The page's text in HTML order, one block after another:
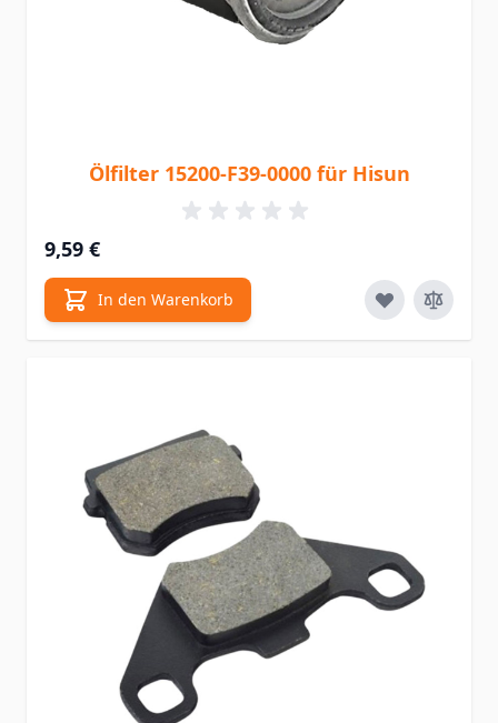
Ölfilter 15200-F39-0000 für Hisun
9,59 €
In den Warenkorb